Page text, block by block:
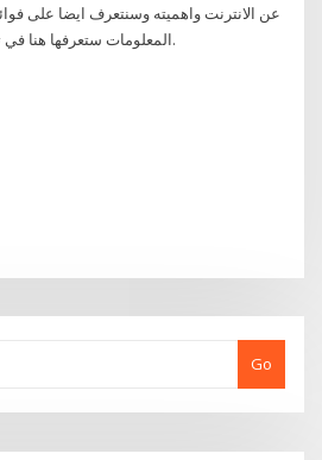
عن الانترنت واهميته وسنتعرف ايضا على
المعلومات ستعرفها هنا في تعبير بالانجليزي عن الانترنت.
Go